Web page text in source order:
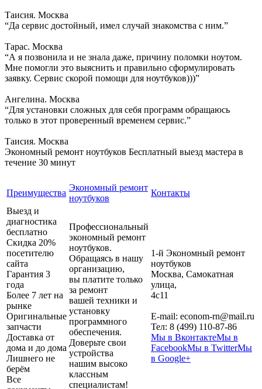
Таисия. Москва
“Да сервис достойный, имел случай знакомства с ним.”
Тарас. Москва
“А я позвонила и не знала даже, причину поломки ноутом.
Мне помогли это выяснить и правильно сформулировать
заявку. Сервис скорой помощи для ноутбуков)))”
Ангелина. Москва
“Для установки сложных для себя программ обращаюсь
только в этот проверенный временем сервис.”
Таисия. Москва
Экономный ремонт ноутбуков Бесплатный выезд мастера в
течение 30 минут
Преимущества
Экономный ремонт
ноутбуков
Контакты
Выезд и
диагностика
бесплатно
Скидка 20%
посетителю
сайта
Гарантия 3
года
Более 7 лет на
рынке
Оригинальные
запчасти
Доставка от
дома и до дома
Лишнего не
берём
Все
Профессиональный
экономный ремонт
ноутбуков.
Обращаясь в нашу
организацию,
вы платите только
за ремонт
вашей техники и
установку
программного
обеспечения.
Доверьте свои
устройства
нашим высоко
классным
специалистам!
1-й Экономный ремонт
ноутбуков
Москва, Самокатная
улица,
4с11
E-mail: econom-rn@mail.ru
Тел: 8 (499) 110-87-86
Мы в ВконтактеМы в
FacebookМы в TwitterМы
в Google+